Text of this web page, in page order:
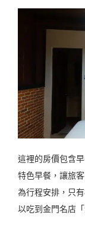
這裡的房價包含
特色早餐，讓旅
為行程安排，只
以吃到金門名店